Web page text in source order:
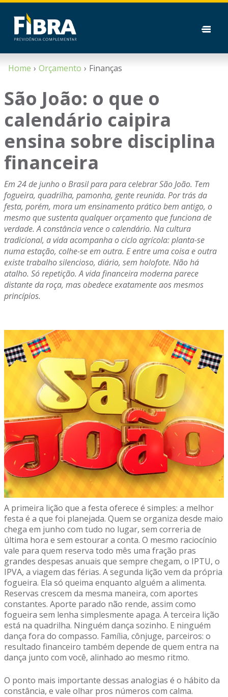
Home Orçamento Finanças
São João: o que o
calendário caipira
ensina sobre disciplina
financeira
Em 24 de junho o Brasil para para celebrar São João. Tem
fogueira, quadrilha, pamonha, gente reunida. Por trás da
festa, porém, mora um ensinamento prático bem antigo, o
mesmo que sustenta qualquer orçamento que funciona de
verdade. A constância vence o calendário. Na cultura
tradicional, a vida acompanha o ciclo agrícola: planta-se
numa estação, colhe-se em outra. E entre uma coisa e outra
existe trabalho silencioso, diário, sem holofote. Não há
atalho. Só repetição. A vida financeira moderna parece
distante da roça, mas obedece exatamente aos mesmos
princípios.
A primeira lição que a festa oferece é simples: a melhor
festa é a que foi planejada. Quem se organiza desde maio
chega em junho com tudo no lugar, sem correria de
última hora e sem estourar a conta. O mesmo raciocínio
vale para quem reserva todo mês uma fração pras
grandes despesas anuais que sempre chegam, o IPTU, o
IPVA, a viagem das férias. A segunda lição vem da própria
fogueira. Ela só queima enquanto alguém a alimenta.
Reservas crescem da mesma maneira, com aportes
constantes. Aporte parado não rende, assim como
fogueira sem lenha simplesmente apaga. A terceira lição
está na quadrilha. Ninguém dança sozinho. E ninguém
dança fora do compasso. Família, cônjuge, parceiros: o
resultado financeiro também depende de quem entra na
dança junto com você, alinhado ao mesmo ritmo.
O ponto mais importante dessas analogias é o hábito da
constância, e vale olhar pros números com calma.